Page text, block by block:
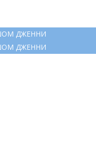
ДЖЕННИ
ДЖЕННИ